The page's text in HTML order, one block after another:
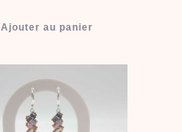
Ajouter au panier